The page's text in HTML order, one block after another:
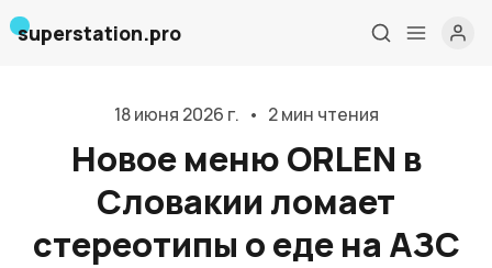
superstation.pro
18 июня 2026 г. • 2 мин чтения
Новое меню ORLEN в
Словакии ломает
стереотипы о еде на АЗС